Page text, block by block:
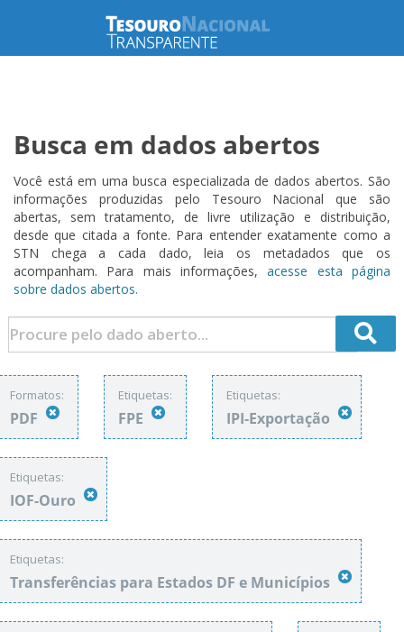
Busca em dados abertos
Você está em uma busca especializada de dados abertos. São
informações produzidas pelo Tesouro Nacional que são
abertas, sem tratamento, de livre utilização e distribuição,
desde que citada a fonte. Para entender exatamente como a
STN chega a cada dado, leia os metadados que os
acompanham. Para mais informações,acesse esta página
sobre dados abertos.
Formatos:
PDF
Etiquetas:
FPE
Etiquetas:
IPI-Exportação
Etiquetas:
IOF-Ouro
Etiquetas:
Transferências para Estados DF e Municípios